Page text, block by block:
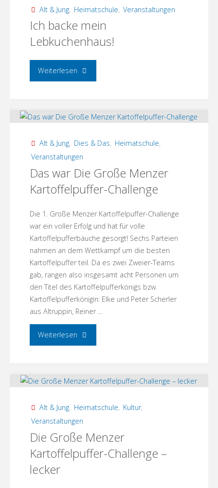
Alt & Jung, Heimatschule, Veranstaltungen
Ich backe mein
Lebkuchenhaus!
Weiterlesen "Ich
mein
Alt & Jung, Dies & Das, Heimatschule,
Veranstaltungen
Das war Die Große Menzer
Kartoffelpuffer-Challenge
Die 1. Große Menzer Kartoffelpuffer-Challenge
war ein voller Erfolg und hat für volle
Kartoffelpufferbäuche gesorgt! Sechs Parteien
nahmen an dem Wettkampf um die besten
Kartoffelpuffer teil. Da es zwei Zweier-Teams
gab, rangen also insgesamt acht Personen um
den Titel des Kartoffelpufferkönigs bzw.
Kartoffelpufferkönigin: Elke und Peter Scherler
aus Altruppin, Reiner …
Weiterlesen "Das
Menzer
Kartoffelpuffer-
Challenge"
Alt & Jung, Heimatschule, Kultur,
Veranstaltungen
Die Große Menzer
Kartoffelpuffer-Challenge –
lecker